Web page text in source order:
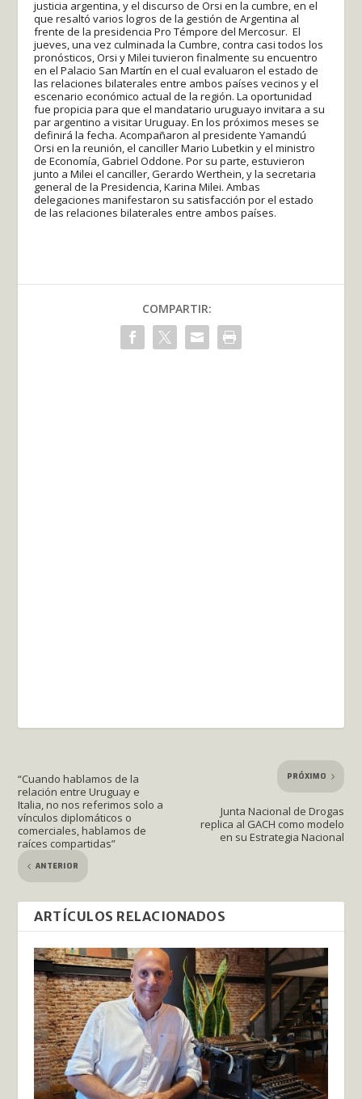
justicia argentina, y el discurso de Orsi en la cumbre, en el
que resaltó varios logros de la gestión de Argentina al
frente de la presidencia Pro Témpore del Mercosur. El
jueves, una vez culminada la Cumbre, contra casi todos los
pronósticos, Orsi y Milei tuvieron finalmente su encuentro
en el Palacio San Martín en el cual evaluaron el estado de
las relaciones bilaterales entre ambos países vecinos y el
escenario económico actual de la región. La oportunidad
fue propicia para que el mandatario uruguayo invitara a su
par argentino a visitar Uruguay. En los próximos meses se
definirá la fecha. Acompañaron al presidente Yamandú
Orsi en la reunión, el canciller Mario Lubetkin y el ministro
de Economía, Gabriel Oddone. Por su parte, estuvieron
junto a Milei el canciller, Gerardo Werthein, y la secretaria
general de la Presidencia, Karina Milei. Ambas
delegaciones manifestaron su satisfacción por el estado
de las relaciones bilaterales entre ambos países.
COMPARTIR:
“Cuando hablamos de la
relación entre Uruguay e
Italia, no nos referimos solo a
vínculos diplomáticos o
comerciales, hablamos de
raíces compartidas”
ANTERIOR
PRÓXIMO
Junta Nacional de Drogas
replica al GACH como modelo
en su Estrategia Nacional
ARTÍCULOS RELACIONADOS